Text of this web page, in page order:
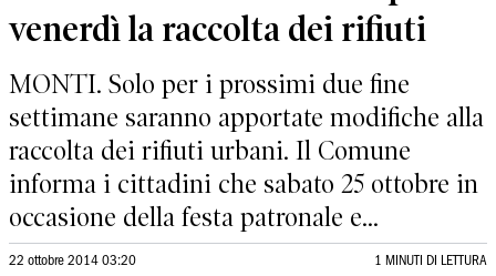
venerdì la raccolta dei rifiuti
MONTI. Solo per i prossimi due fine
settimane saranno apportate modifiche alla
raccolta dei rifiuti urbani. Il Comune
informa i cittadini che sabato 25 ottobre in
occasione della festa patronale e...
22 ottobre 2014 03:20 1 MINUTI DI LETTURA